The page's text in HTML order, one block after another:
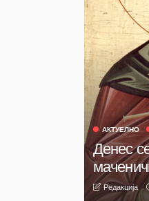
АКТУЕЛНО
Денес
Редакција